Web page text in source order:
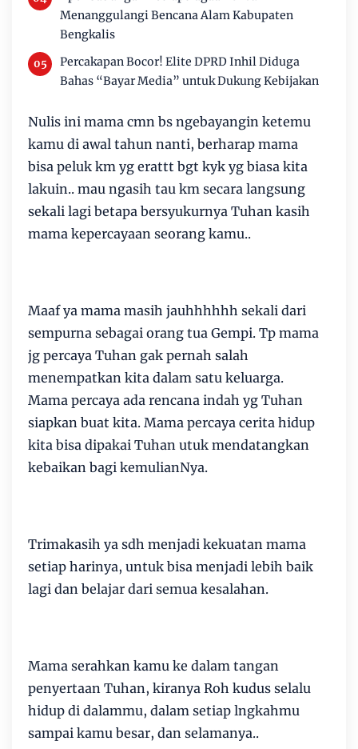
Menanggulangi Bencana Alam Kabupaten
Bengkalis
Percakapan Bocor! Elite DPRD Inhil Diduga
Bahas “Bayar Media” untuk Dukung Kebijakan
️Nulis ini mama cmn bs ngebayangin ketemu
kamu di awal tahun nanti, berharap mama
bisa peluk km yg erattt bgt kyk yg biasa kita
lakuin.. mau ngasih tau km secara langsung
sekali lagi betapa bersyukurnya Tuhan kasih
mama kepercayaan seorang kamu..
Maaf ya mama masih jauhhhhhh sekali dari
sempurna sebagai orang tua Gempi. Tp mama
jg percaya Tuhan gak pernah salah
menempatkan kita dalam satu keluarga.
Mama percaya ada rencana indah yg Tuhan
siapkan buat kita. Mama percaya cerita hidup
kita bisa dipakai Tuhan utuk mendatangkan
kebaikan bagi kemulianNya.
Trimakasih ya sdh menjadi kekuatan mama
setiap harinya, untuk bisa menjadi lebih baik
lagi dan belajar dari semua kesalahan.
Mama serahkan kamu ke dalam tangan
penyertaan Tuhan, kiranya Roh kudus selalu
hidup di dalammu, dalam setiap lngkahmu
sampai kamu besar, dan selamanya..